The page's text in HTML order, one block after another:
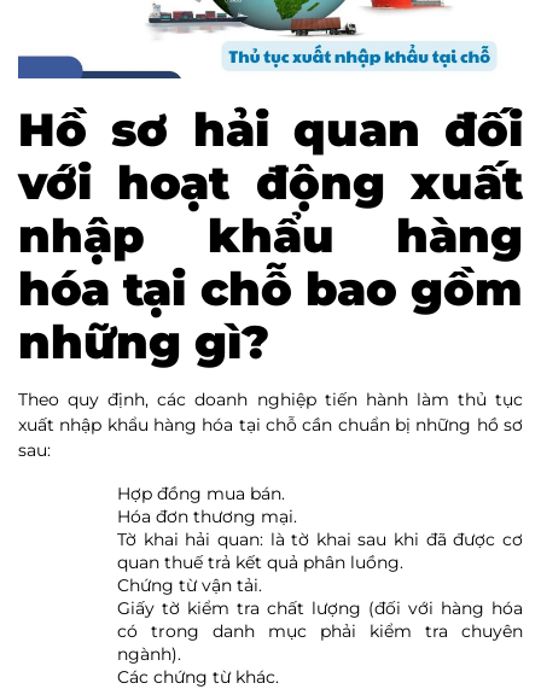
Hồ sơ hải quan đối
với hoạt động xuất
nhập khẩu hàng
hóa tại chỗ bao gồm
những gì?
Theo quy định, các doanh nghiệp tiến hành làm thủ tục
xuất nhập khẩu hàng hóa tại chỗ cần chuẩn bị những hồ sơ
sau:
Hợp đồng mua bán.
Hóa đơn thương mại.
Tờ khai hải quan: là tờ khai sau khi đã được cơ
quan thuế trả kết quả phân luồng.
Chứng từ vận tải.
Giấy tờ kiểm tra chất lượng (đối với hàng hóa
có trong danh mục phải kiểm tra chuyên
ngành).
Các chứng từ khác.